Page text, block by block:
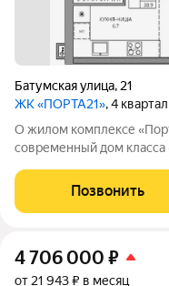
Батумская улица, 21
ЖК «ПОРТА21», 4
О жилом комплексе
современный дом
баланс между
Виды на Каму и близость
Позвонить
4 706 000 ₽
от 21 943 ₽ в месяц